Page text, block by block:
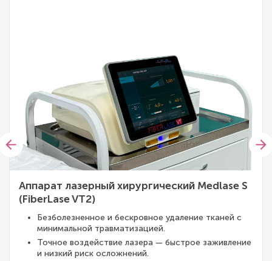
Аппарат лазерный хирургический Medlase S
(FiberLase VT2)
Безболезненное и бескровное удаление тканей с
минимальной травматизацией.
Точное воздействие лазера — быстрое заживление
и низкий риск осложнений.